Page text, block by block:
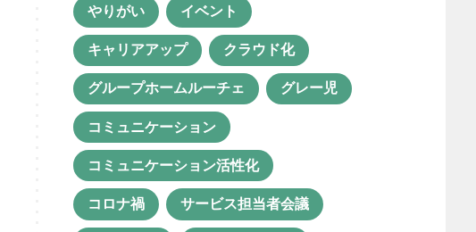
おすすめのタグ
1年目 ICT活用 instagram
IT化 QOL向上
Unipos あんしん相談室
その子らしさを大切に
やりがい イベント
キャリアアップ クラウド化
グループホームルーチェ グレー児
コミュニケーション
コミュニケーション活性化
コロナ禍 サービス担当者会議